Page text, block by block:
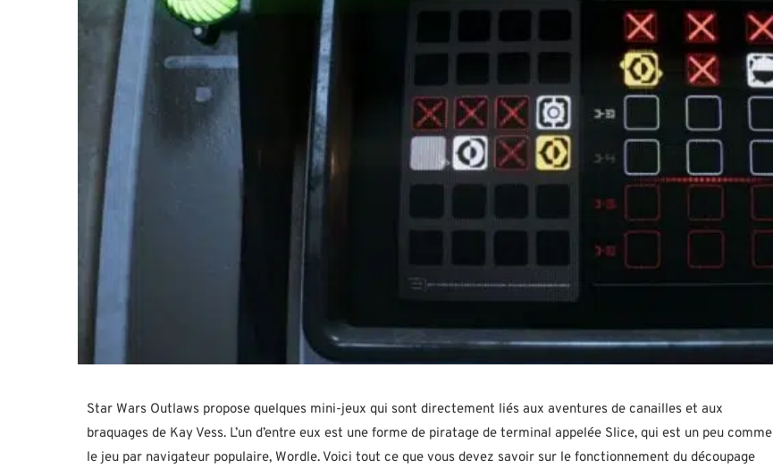
Star Wars Outlaws propose quelques mini-jeux qui sont directement liés aux aventures de canailles et aux
braquages de Kay Vess. L’un d’entre eux est une forme de piratage de terminal appelée Slice, qui est un peu comme
le jeu par navigateur populaire, Wordle. Voici tout ce que vous devez savoir sur le fonctionnement du découpage